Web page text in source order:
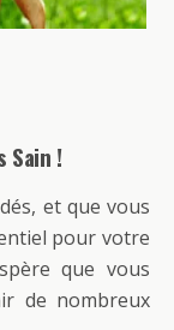
Sain !
et que vous
pour votre
que vous
de nombreux